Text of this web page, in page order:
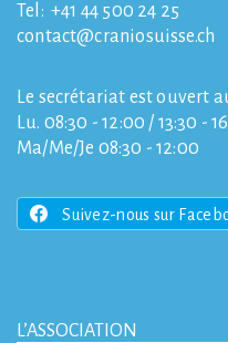
Tel: +41 44 500 24 25
contact
craniosuisse.ch
Le secrétariat est ouvert
Lu. 08:30 - 12:00 / 13:30 -
Ma/Me/Je 08:30 - 12:00
Suivez-nous sur
L’ASSOCIATION